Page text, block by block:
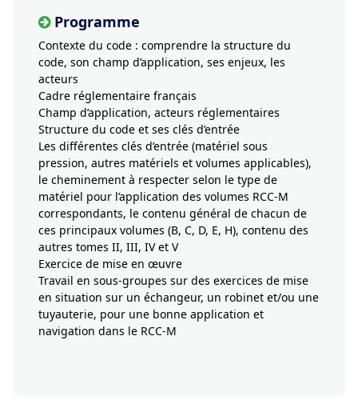
Programme
Contexte du code : comprendre la structure du
code, son champ d’application, ses enjeux, les
acteurs
Cadre réglementaire français
Champ d’application, acteurs réglementaires
Structure du code et ses clés d’entrée
Les différentes clés d’entrée (matériel sous
pression, autres matériels et volumes applicables),
le cheminement à respecter selon le type de
matériel pour l’application des volumes RCC-M
correspondants, le contenu général de chacun de
ces principaux volumes (B, C, D, E, H), contenu des
autres tomes II, III, IV et V
Exercice de mise en œuvre
Travail en sous-groupes sur des exercices de mise
en situation sur un échangeur, un robinet et/ou une
tuyauterie, pour une bonne application et
navigation dans le RCC-M